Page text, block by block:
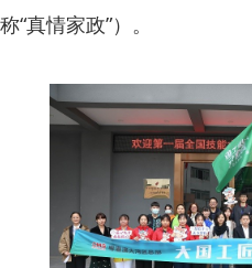
称“真情家政”）。